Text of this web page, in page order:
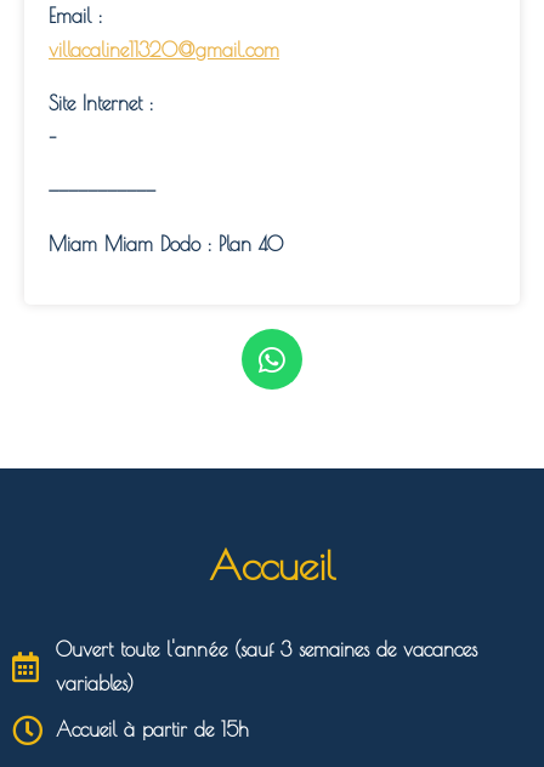
Email :
villacaline11320@gmail.com
Site Internet :
–
———————————
Miam Miam Dodo : Plan 40
Accueil
Ouvert toute l'année (sauf 3 semaines de vacances
variables)
Accueil à partir de 15h